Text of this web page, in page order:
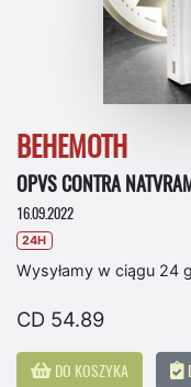
BEHEMOTH
OPVS CONTRA
16.09.2022
24H
Wysyłamy w ciągu 24
CD 54.89
DO KOSZYKA